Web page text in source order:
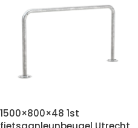
1500×800×48 1st